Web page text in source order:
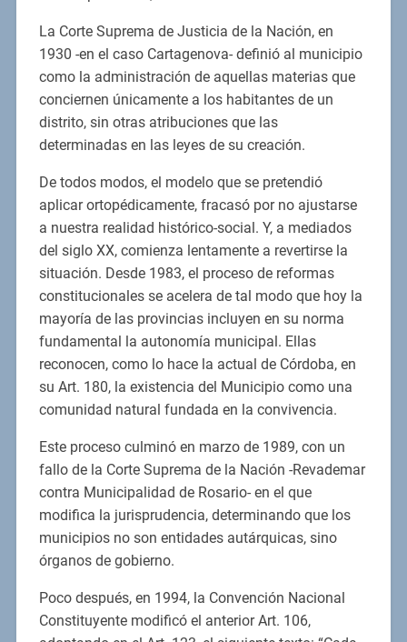
La Corte Suprema de Justicia de la Nación, en
1930 -en el caso Cartagenova- definió al municipio
como la administración de aquellas materias que
conciernen únicamente a los habitantes de un
distrito, sin otras atribuciones que las
determinadas en las leyes de su creación.
De todos modos, el modelo que se pretendió
aplicar ortopédicamente, fracasó por no ajustarse
a nuestra realidad histórico-social. Y, a mediados
del siglo XX, comienza lentamente a revertirse la
situación. Desde 1983, el proceso de reformas
constitucionales se acelera de tal modo que hoy la
mayoría de las provincias incluyen en su norma
fundamental la autonomía municipal. Ellas
reconocen, como lo hace la actual de Córdoba, en
su Art. 180, la existencia del Municipio como una
comunidad natural fundada en la convivencia.
Este proceso culminó en marzo de 1989, con un
fallo de la Corte Suprema de la Nación -Revademar
contra Municipalidad de Rosario- en el que
modifica la jurisprudencia, determinando que los
municipios no son entidades autárquicas, sino
órganos de gobierno.
Poco después, en 1994, la Convención Nacional
Constituyente modificó el anterior Art. 106,